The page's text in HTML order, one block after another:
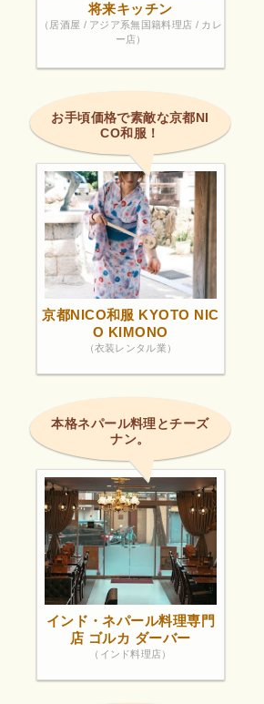
将来キッチン
（居酒屋 / アジア系無国籍料理店 / カレ
ー店）
お手頃価格で素敵な京都NI
CO和服！
京都NICO和服 KYOTO NIC
O KIMONO
（衣装レンタル業）
本格ネパール料理とチーズ
ナン。
インド・ネパール料理専門
店 ゴルカ ダーバー
（インド料理店）